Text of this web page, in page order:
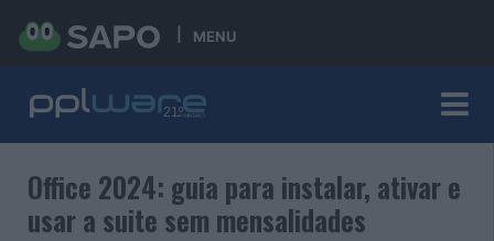
MENU
Office 2024: guia para instalar, ativar e
usar a suite sem mensalidades